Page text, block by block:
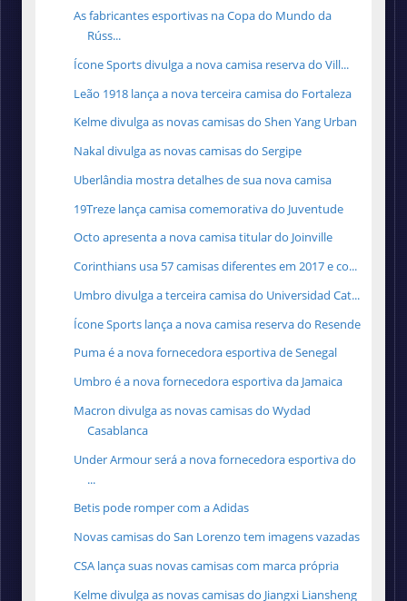
As fabricantes esportivas na Copa do Mundo da
Rúss...
Ícone Sports divulga a nova camisa reserva do Vill...
Leão 1918 lança a nova terceira camisa do Fortaleza
Kelme divulga as novas camisas do Shen Yang Urban
Nakal divulga as novas camisas do Sergipe
Uberlândia mostra detalhes de sua nova camisa
19Treze lança camisa comemorativa do Juventude
Octo apresenta a nova camisa titular do Joinville
Corinthians usa 57 camisas diferentes em 2017 e co...
Umbro divulga a terceira camisa do Universidad Cat...
Ícone Sports lança a nova camisa reserva do Resende
Puma é a nova fornecedora esportiva de Senegal
Umbro é a nova fornecedora esportiva da Jamaica
Macron divulga as novas camisas do Wydad
Casablanca
Under Armour será a nova fornecedora esportiva do
...
Betis pode romper com a Adidas
Novas camisas do San Lorenzo tem imagens vazadas
CSA lança suas novas camisas com marca própria
Kelme divulga as novas camisas do Jiangxi Liansheng